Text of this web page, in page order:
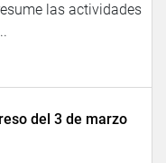
las actividades
del 3 de marzo